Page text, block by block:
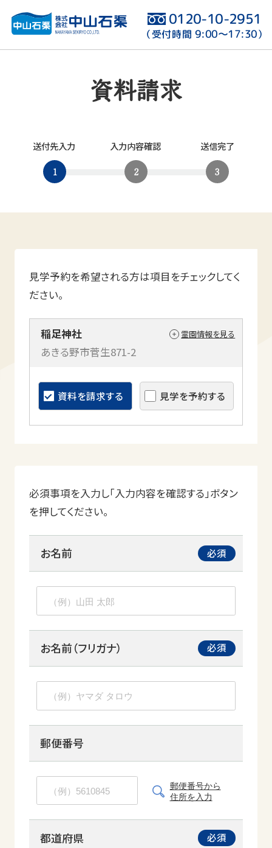
0120-10-2951
（受付時間 9:00〜17:30）
資料請求
送付先入力
1
入力内容確認
2
送信完了
3
見学予約を希望される方は項目をチェックしてく
ださい。
稲足神社
あきる野市菅生871-2
霊園情報を見る
資料を請求する 見学を予約する
必須事項を入力し「入力内容を確認する」ボタン
を押してください。
お名前
お名前（フリガナ）
郵便番号
郵便番号から
住所を入力
都道府県